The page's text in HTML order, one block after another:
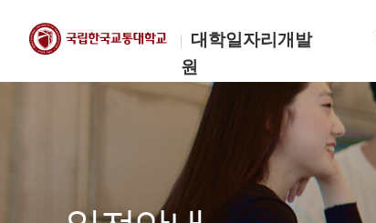
대학일자리개발
원
한국교통대학교
대학일자리개발원